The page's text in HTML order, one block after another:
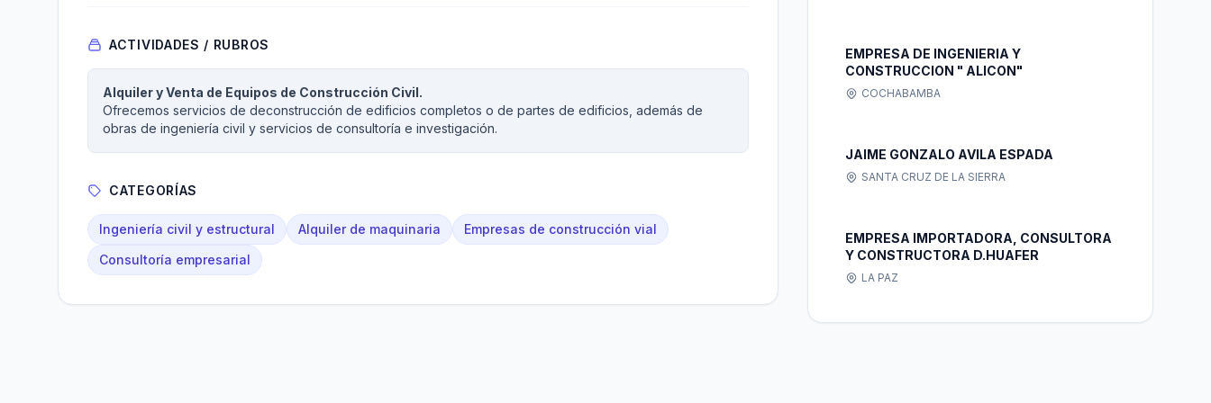
ACTIVIDADES / RUBROS
Alquiler y Venta de Equipos de Construcción Civil.
Ofrecemos servicios de deconstrucción de edificios completos o de partes de edificios, además de
obras de ingeniería civil y servicios de consultoría e investigación.
CATEGORÍAS
Ingeniería civil y estructural Alquiler de maquinaria
Empresas de construcción vial
Consultoría empresarial
EMPRESA DE INGENIERIA Y
CONSTRUCCION " ALICON"
COCHABAMBA
JAIME GONZALO AVILA ESPADA
SANTA CRUZ DE LA SIERRA
EMPRESA IMPORTADORA, CONSULTORA
Y CONSTRUCTORA D.HUAFER
LA PAZ